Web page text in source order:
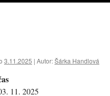
3.11.2025 | Autor:Šárka Handlová
11. 2025